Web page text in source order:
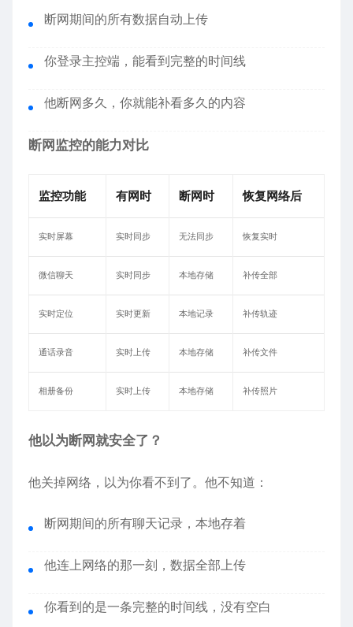
断网期间的所有数据自动上传
你登录主控端，能看到完整的时间线
他断网多久，你就能补看多久的内容
断网监控的能力对比
监控功能 有网时 断网时 恢复网络后
实时屏幕 实时同步 无法同步 恢复实时
微信聊天 实时同步 本地存储 补传全部
实时定位 实时更新 本地记录 补传轨迹
通话录音 实时上传 本地存储 补传文件
相册备份 实时上传 本地存储 补传照片
他以为断网就安全了？
他关掉网络，以为你看不到了。他不知道：
断网期间的所有聊天记录，本地存着
他连上网络的那一刻，数据全部上传
你看到的是一条完整的时间线，没有空白